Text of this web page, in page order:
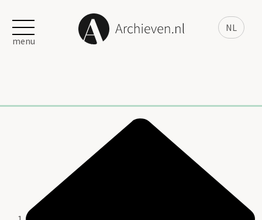
NL
menu